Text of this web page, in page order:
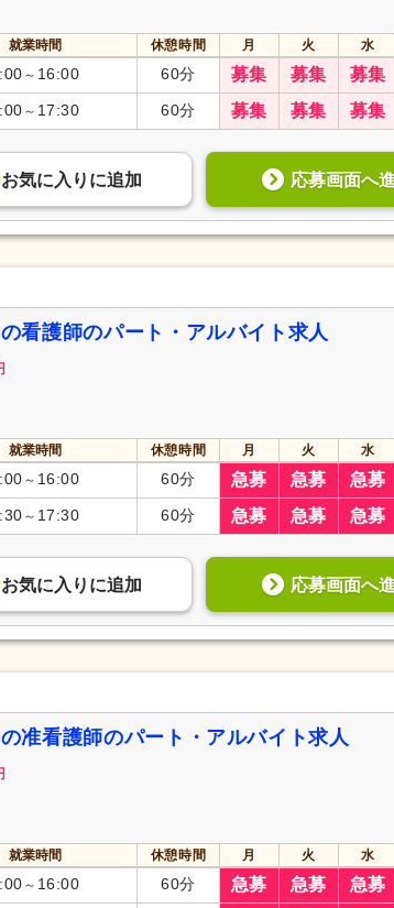
就業時間 休憩時間 月 火 水
～ 16:00 60分 募集 募集 募集
～ 17:30 60分 募集 募集 募集
お気に入り に追加 応募画面へ
看護師のパート・アルバイト求人
就業時間 休憩時間 月 火 水
～ 16:00 60分 急募 急募 急募
～ 17:30 60分 急募 急募 急募
お気に入り に追加 応募画面へ
准看護師のパート・アルバイト求人
就業時間 休憩時間 月 火 水
～ 16:00 60分 急募 急募 急募